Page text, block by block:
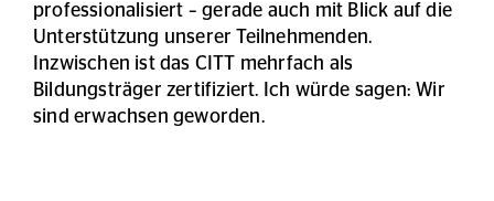
professionalisiert – gerade auch mit Blick auf die
Unterstützung unserer Teilnehmenden.
Inzwischen ist das CITT mehrfach als
Bildungsträger zertifiziert. Ich würde sagen: Wir
sind erwachsen geworden.